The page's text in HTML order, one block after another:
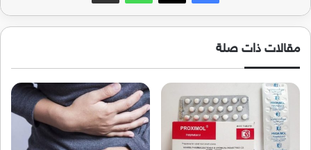
مقالات ذات صلة